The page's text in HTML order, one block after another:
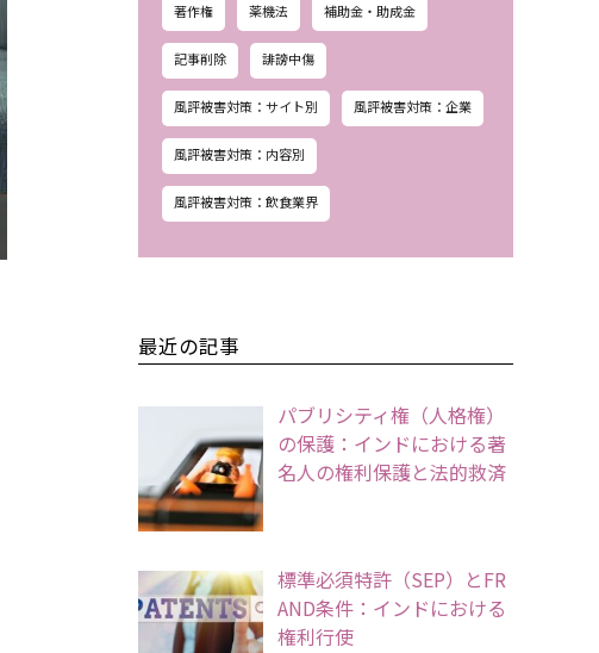
著作権 薬機法 補助金・助成金
記事削除 誹謗中傷
風評被害対策：サイト別 風評被害対策：企業
風評被害対策：内容別
風評被害対策：飲食業界
最近の記事
パブリシティ権（人格権）
の保護：インドにおける著
名人の権利保護と法的救済
標準必須特許（SEP）とFR
AND条件：インドにおける
権利行使